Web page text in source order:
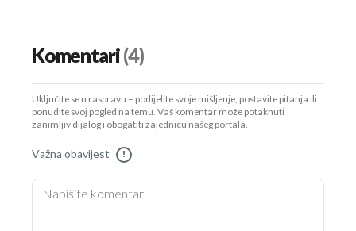
Komentari(4)
Uključite se u raspravu – podijelite svoje mišljenje, postavite pitanja ili
ponudite svoj pogled na temu. Vaš komentar može potaknuti
zanimljiv dijalog i obogatiti zajednicu našeg portala.
Važna obavijest !